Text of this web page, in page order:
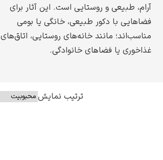
آرام، طبیعی و روستایی است. این آثار برای
فضاهایی با دکور طبیعی، خانگی یا بومی
مناسب‌اند؛ مانند خانه‌های روستایی، اتاق‌های
غذاخوری یا فضاهای خانوادگی.
ترتیب نمایش